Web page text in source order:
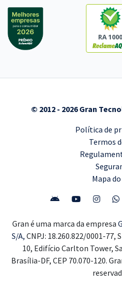
RA 1000
© 2012 - 2026 Gran
Política de
Termos
Mapa
Gran é uma marca da empresa
S/A, CNPJ: 18.260.822/0001-77,
10, Edifício Carlton Tower,
Brasília-DF, CEP 70.070-120.